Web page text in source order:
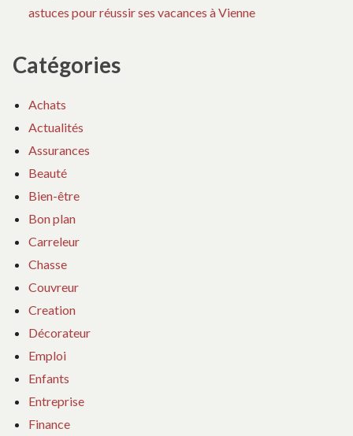
astuces pour réussir ses vacances à Vienne
Catégories
Achats
Actualités
Assurances
Beauté
Bien-être
Bon plan
Carreleur
Chasse
Couvreur
Creation
Décorateur
Emploi
Enfants
Entreprise
Finance